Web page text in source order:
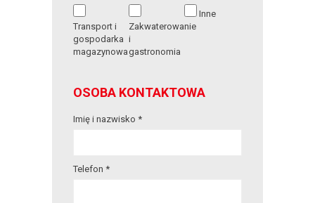
Transport i
gospodarka
magazynowa
Zakwaterowanie
i
gastronomia
Inne
OSOBA KONTAKTOWA
Imię i nazwisko *
Telefon *